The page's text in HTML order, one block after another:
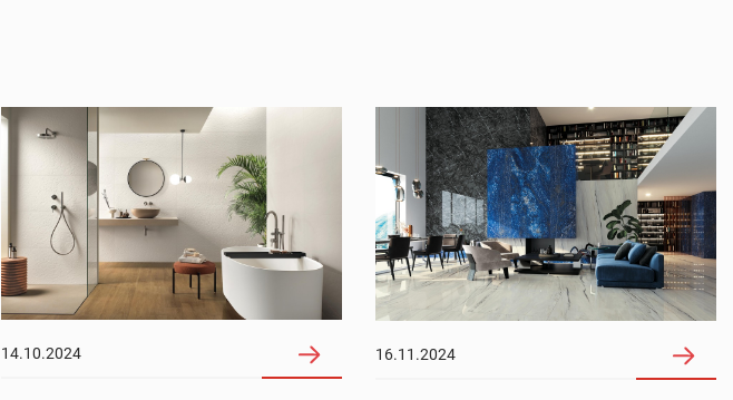
14.10.2024 16.11.2024